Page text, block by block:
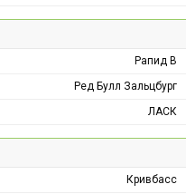
Рапид В
Ред Булл Зальцбург
ЛАСК
Кривбасс